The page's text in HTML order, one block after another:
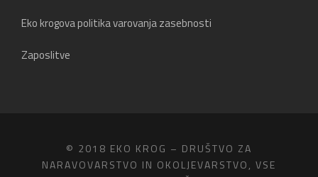
Eko krogova politika varovanja zasebnosti
Zaposlitve
© 2018 EKO KROG – DRUŠTVO ZA
NARAVOVARSTVO IN OKOLJEVARSTVO, VSE